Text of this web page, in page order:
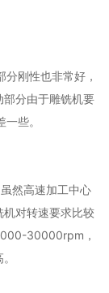
刚性也非常好，
分由于雕铣机要
些。
然高速加工中心
对转速要求比较
30000rpm，